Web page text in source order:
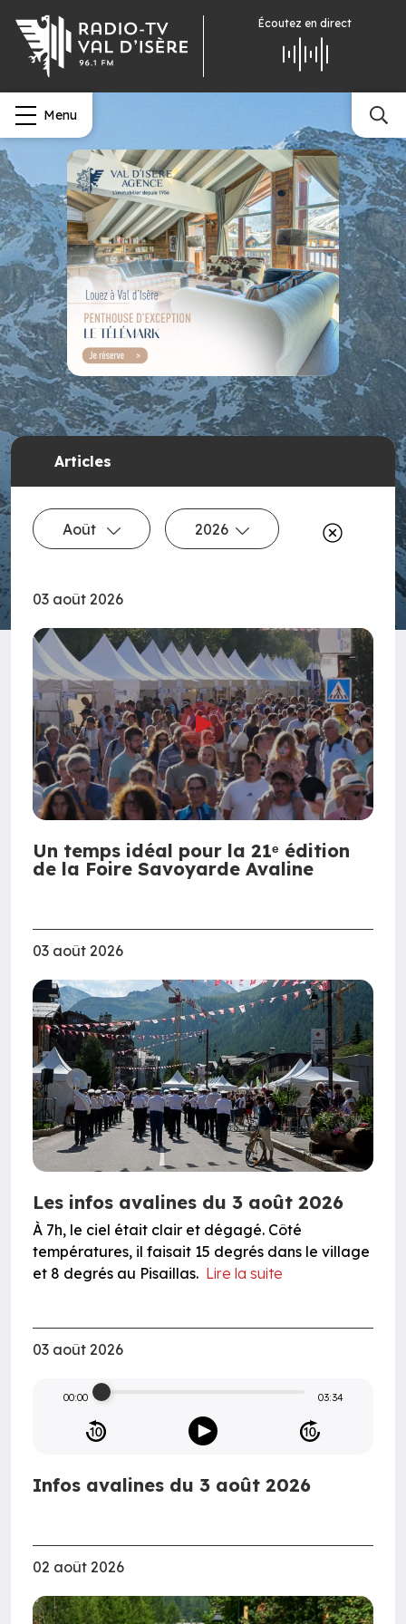
Écoutez en direct
Menu
Articles
Août 2026
03 août 2026
Un temps idéal pour la 21ᵉ édition
de la Foire Savoyarde Avaline
03 août 2026
Les infos avalines du 3 août 2026
À 7h, le ciel était clair et dégagé. Côté
températures, il faisait 15 degrés dans le village
et 8 degrés au Pisaillas. Lire la suite
03 août 2026
00:00 03:34
Infos avalines du 3 août 2026
02 août 2026